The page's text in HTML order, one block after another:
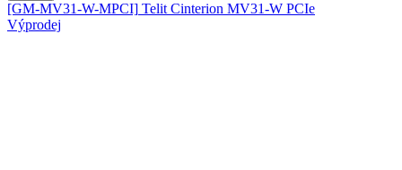
[GM-MV31-W-MPCI] Telit Cinterion MV31-W PCIe
Výprodej